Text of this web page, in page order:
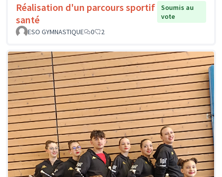
Réalisation d'un parcours sportif
santé
Soumis au
vote
ESO GYMNASTIQUE
0 2